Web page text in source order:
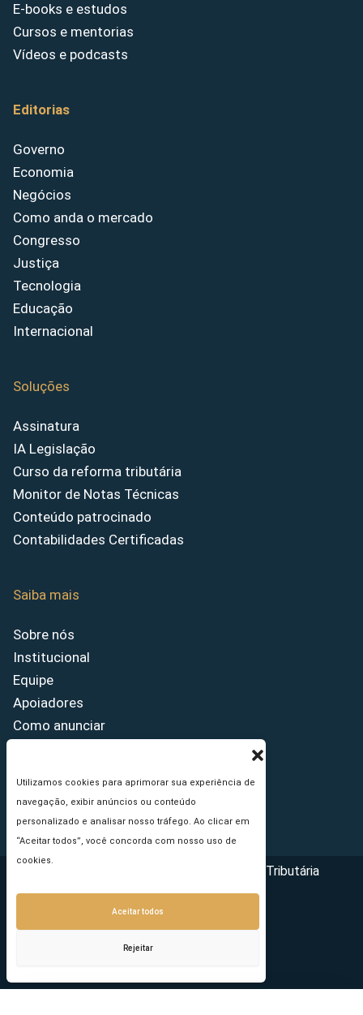
Utilizamos cookies para aprimorar sua experiência de
navegação, exibir anúncios ou conteúdo
personalizado e analisar nosso tráfego. Ao clicar em
“Aceitar todos”, você concorda com nosso uso de
cookies.
Aceitar todos
Rejeitar
E-books e estudos
Cursos e mentorias
Vídeos e podcasts
Editorias
Governo
Economia
Negócios
Como anda o mercado
Congresso
Justiça
Tecnologia
Educação
Internacional
Soluções
Assinatura
IA Legislação
Curso da reforma tributária
Monitor de Notas Técnicas
Conteúdo patrocinado
Contabilidades Certificadas
Saiba mais
Sobre nós
Institucional
Equipe
Apoiadores
Como anunciar
Princípios Editoriais
Copyright © 2026 - Portal da Reforma Tributária